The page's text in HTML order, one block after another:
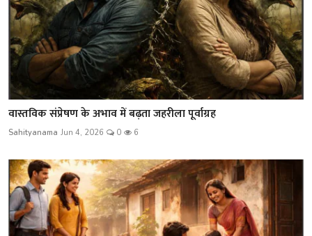
वास्तविक संप्रेषण के अभाव में बढ़ता जहरीला पूर्वाग्रह
Sahityanama Jun 4, 2026 0 6